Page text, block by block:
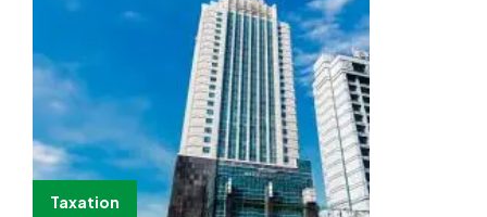
Taxation